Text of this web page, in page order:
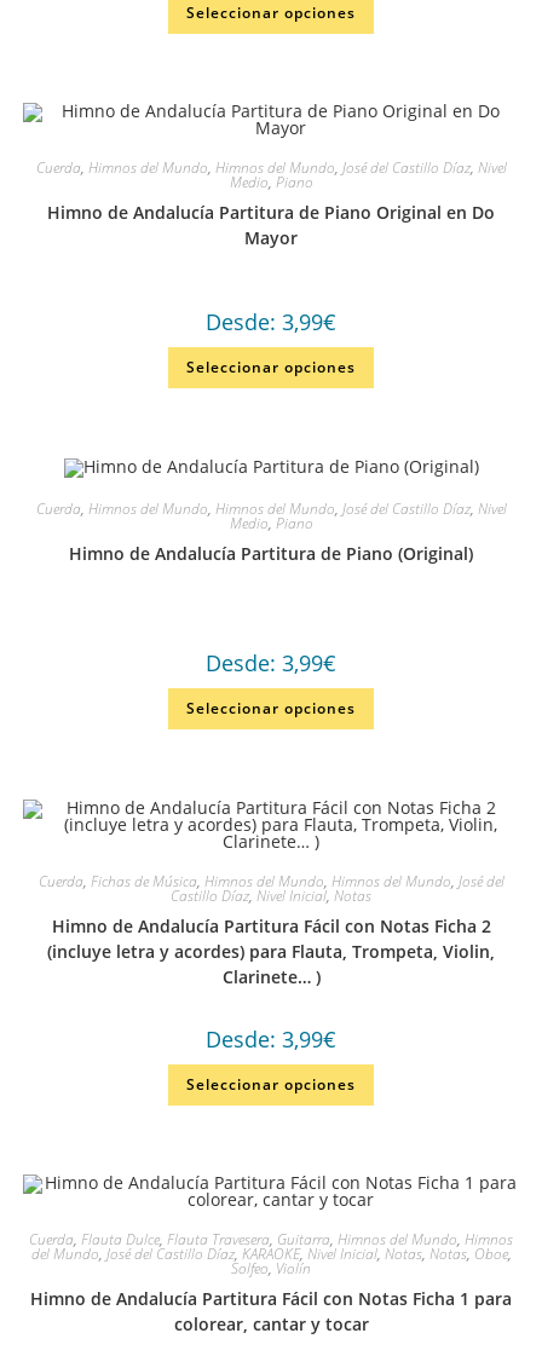
Seleccionar opciones
Cuerda, Himnos del Mundo, Himnos del Mundo, José del Castillo Díaz, Nivel
Medio, Piano
Himno de Andalucía Partitura de Piano Original en Do
Mayor
Desde: 3,99€
Seleccionar opciones
Cuerda, Himnos del Mundo, Himnos del Mundo, José del Castillo Díaz, Nivel
Medio, Piano
Himno de Andalucía Partitura de Piano (Original)
Desde: 3,99€
Seleccionar opciones
Cuerda, Fichas de Música, Himnos del Mundo, Himnos del Mundo, José del
Castillo Díaz, Nivel Inicial, Notas
Himno de Andalucía Partitura Fácil con Notas Ficha 2
(incluye letra y acordes) para Flauta, Trompeta, Violin,
Clarinete… )
Desde: 3,99€
Seleccionar opciones
Cuerda, Flauta Dulce, Flauta Travesera, Guitarra, Himnos del Mundo, Himnos
del Mundo, José del Castillo Díaz, KARAOKE, Nivel Inicial, Notas, Notas, Oboe,
Solfeo, Violín
Himno de Andalucía Partitura Fácil con Notas Ficha 1 para
colorear, cantar y tocar